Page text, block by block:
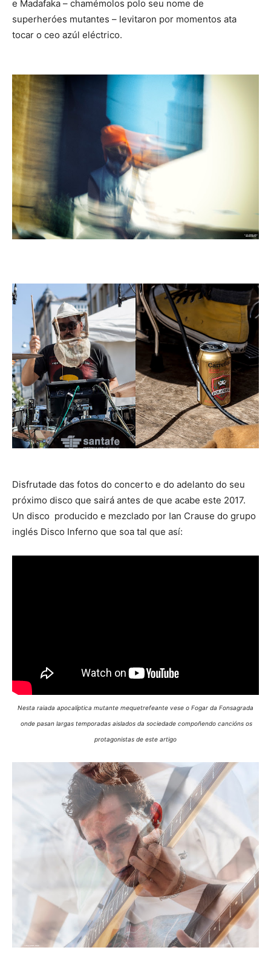
e Madafaka – chamémolos polo seu nome de
superheróes mutantes – levitaron por momentos ata
tocar o ceo azúl eléctrico.
Disfrutade das fotos do concerto e do adelanto do seu
próximo disco que sairá antes de que acabe este 2017.
Un disco producido e mezclado por Ian Crause do grupo
inglés Disco Inferno que soa tal que así:
Nesta raiada apocalíptica mutante mequetrefeante vese o Fogar da Fonsagrada
onde pasan largas temporadas aislados da sociedade compoñendo cancións os
protagonistas de este artigo